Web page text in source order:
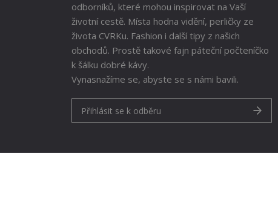
odborníků, které mohou inspirovat na Vaší
životní cestě. Místa hodna vidění, perličky ze
života CVRKu. Fashion i další tipy z našich
obchodů. Prostě takové fajn páteční počteníčko
k šálku dobré kávy.
Vynasnažíme se, abyste se s námi bavili.
Přihlásit se k odběru